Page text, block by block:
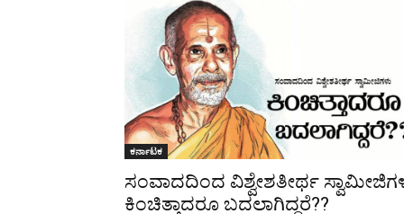
ಕರ್ನಾಟಕ
ಸಂವಾದದಿಂದ ವಿಶ್ವೇಶತೀರ್ಥ
ಕಿಂಚಿತ್ತಾದರೂ ಬದಲಾಗಿದ್ದರೆ??